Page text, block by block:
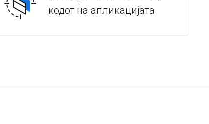
кодот на апликацијата